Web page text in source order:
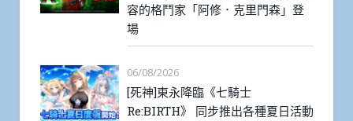
容的格鬥家「阿修．克里門森」登
場
06/08/2026
[死神]東永降臨《七騎士
Re:BIRTH》 同步推出各種夏日活動